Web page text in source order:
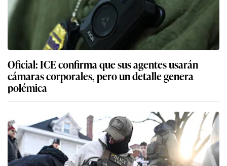
Oficial: ICE confirma que sus agentes usarán
cámaras corporales, pero un detalle genera
polémica